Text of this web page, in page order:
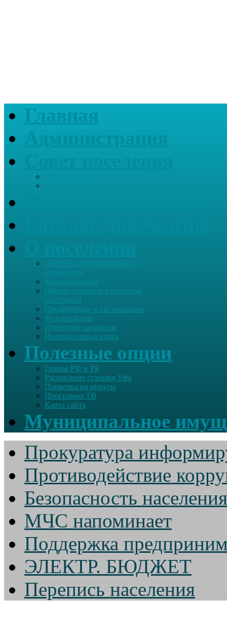
Главная
Перечень муниципального
имущества
Карта партнера
Общие сведения о сельском
поселении
Предприятия и организации
Фотоальбомы
Именитые личности
Интерактивная карта
Полезные опции
Гимны РФ и РБ
Расписание станция Уфа
Проверка на вирусы
Программа ТВ
Карта сайта
Муниципальное
Прокуратура
Противодействие
Безопасность населения
МЧС напоминает
Поддержка
ЭЛЕКТР. БЮДЖЕТ
Перепись населения